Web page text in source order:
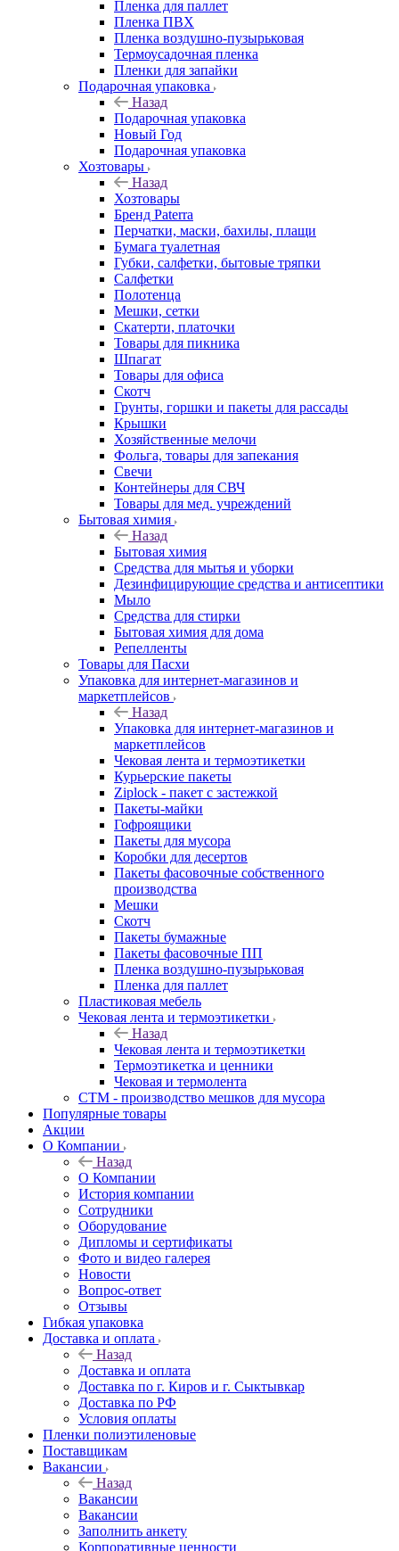
Пленка для паллет
Пленка ПВХ
Пленка воздушно-пузырьковая
Термоусадочная пленка
Пленки для запайки
Подарочная упаковка
Назад
Подарочная упаковка
Новый Год
Подарочная упаковка
Хозтовары
Назад
Хозтовары
Бренд Paterra
Перчатки, маски, бахилы, плащи
Бумага туалетная
Губки, салфетки, бытовые тряпки
Салфетки
Полотенца
Мешки, сетки
Скатерти, платочки
Товары для пикника
Шпагат
Товары для офиса
Скотч
Грунты, горшки и пакеты для рассады
Крышки
Хозяйственные мелочи
Фольга, товары для запекания
Свечи
Контейнеры для СВЧ
Товары для мед. учреждений
Бытовая химия
Назад
Бытовая химия
Средства для мытья и уборки
Дезинфицирующие средства и антисептики
Мыло
Средства для стирки
Бытовая химия для дома
Репелленты
Товары для Пасхи
Упаковка для интернет-магазинов и
маркетплейсов
Назад
Упаковка для интернет-магазинов и
маркетплейсов
Чековая лента и термоэтикетки
Курьерские пакеты
Ziplock - пакет с застежкой
Пакеты-майки
Гофроящики
Пакеты для мусора
Коробки для десертов
Пакеты фасовочные собственного
производства
Мешки
Скотч
Пакеты бумажные
Пакеты фасовочные ПП
Пленка воздушно-пузырьковая
Пленка для паллет
Пластиковая мебель
Чековая лента и термоэтикетки
Назад
Чековая лента и термоэтикетки
Термоэтикетка и ценники
Чековая и термолента
СТМ - производство мешков для мусора
Популярные товары
Акции
О Компании
Назад
О Компании
История компании
Сотрудники
Оборудование
Дипломы и сертификаты
Фото и видео галерея
Новости
Вопрос-ответ
Отзывы
Гибкая упаковка
Доставка и оплата
Назад
Доставка и оплата
Доставка по г. Киров и г. Сыктывкар
Доставка по РФ
Условия оплаты
Пленки полиэтиленовые
Поставщикам
Вакансии
Назад
Вакансии
Вакансии
Заполнить анкету
Корпоративные ценности